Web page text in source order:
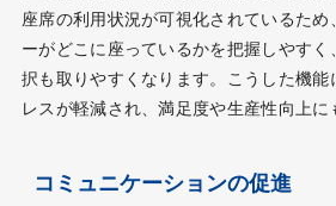
座席の利用状況が可視化されているた
ーがどこに座っているかを把握しやす
択も取りやすくなります。こうした機能
レスが軽減され、満足度や生産性向上に
コミュニケーションの促進